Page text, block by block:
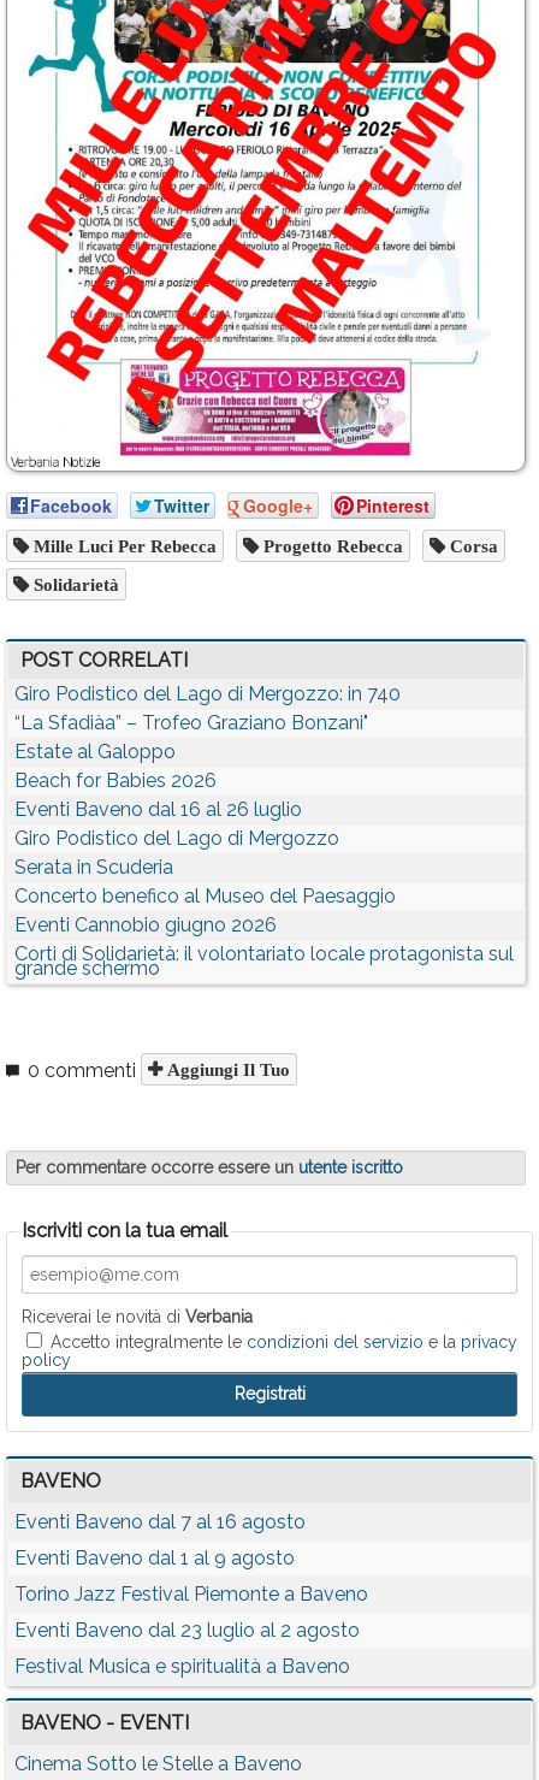
Facebook Twitter Google+ Pinterest
Mille Luci Per Rebecca Progetto Rebecca Corsa
Solidarietà
POST CORRELATI
Giro Podistico del Lago di Mergozzo: in 740
“La Sfadiàa” – Trofeo Graziano Bonzani"
Estate al Galoppo
Beach for Babies 2026
Eventi Baveno dal 16 al 26 luglio
Giro Podistico del Lago di Mergozzo
Serata in Scuderia
Concerto benefico al Museo del Paesaggio
Eventi Cannobio giugno 2026
Corti di Solidarietà: il volontariato locale protagonista sul
grande schermo
0 commenti Aggiungi Il Tuo
Per commentare occorre essere un utente iscritto
Iscriviti con la tua email
Riceverai le novità di Verbania
Accetto integralmente le condizioni del servizio e la privacy
policy
BAVENO
Eventi Baveno dal 7 al 16 agosto
Eventi Baveno dal 1 al 9 agosto
Torino Jazz Festival Piemonte a Baveno
Eventi Baveno dal 23 luglio al 2 agosto
Festival Musica e spiritualità a Baveno
BAVENO - EVENTI
Cinema Sotto le Stelle a Baveno